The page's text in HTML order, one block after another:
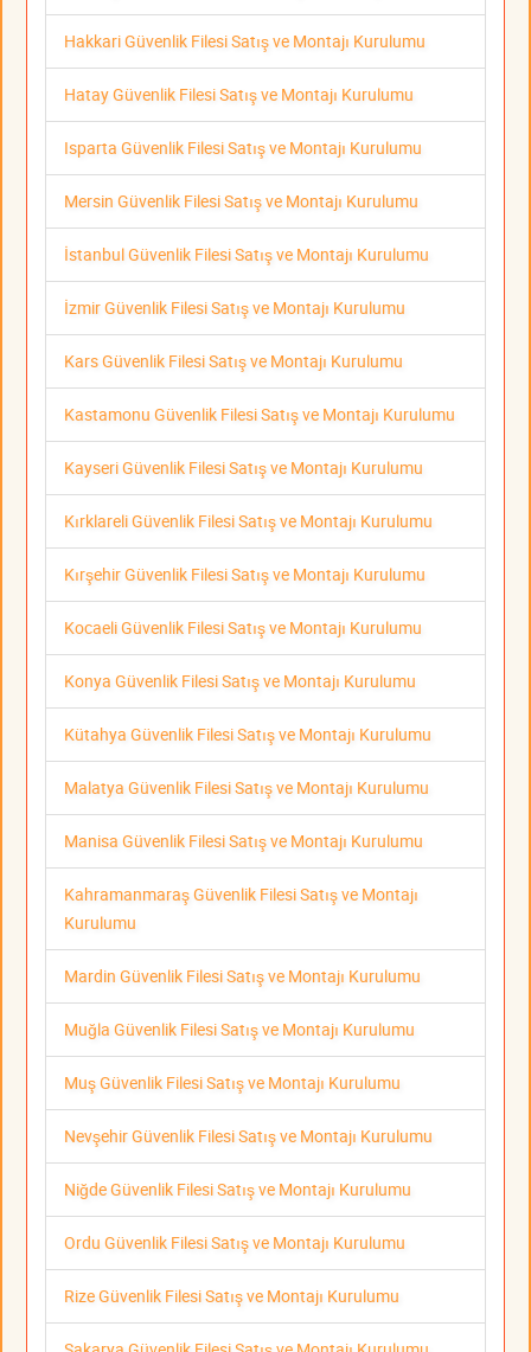
Hakkari Güvenlik Filesi Satış ve Montajı Kurulumu
Hatay Güvenlik Filesi Satış ve Montajı Kurulumu
Isparta Güvenlik Filesi Satış ve Montajı Kurulumu
Mersin Güvenlik Filesi Satış ve Montajı Kurulumu
İstanbul Güvenlik Filesi Satış ve Montajı Kurulumu
İzmir Güvenlik Filesi Satış ve Montajı Kurulumu
Kars Güvenlik Filesi Satış ve Montajı Kurulumu
Kastamonu Güvenlik Filesi Satış ve Montajı Kurulumu
Kayseri Güvenlik Filesi Satış ve Montajı Kurulumu
Kırklareli Güvenlik Filesi Satış ve Montajı Kurulumu
Kırşehir Güvenlik Filesi Satış ve Montajı Kurulumu
Kocaeli Güvenlik Filesi Satış ve Montajı Kurulumu
Konya Güvenlik Filesi Satış ve Montajı Kurulumu
Kütahya Güvenlik Filesi Satış ve Montajı Kurulumu
Malatya Güvenlik Filesi Satış ve Montajı Kurulumu
Manisa Güvenlik Filesi Satış ve Montajı Kurulumu
Kahramanmaraş Güvenlik Filesi Satış ve Montajı
Kurulumu
Mardin Güvenlik Filesi Satış ve Montajı Kurulumu
Muğla Güvenlik Filesi Satış ve Montajı Kurulumu
Muş Güvenlik Filesi Satış ve Montajı Kurulumu
Nevşehir Güvenlik Filesi Satış ve Montajı Kurulumu
Niğde Güvenlik Filesi Satış ve Montajı Kurulumu
Ordu Güvenlik Filesi Satış ve Montajı Kurulumu
Rize Güvenlik Filesi Satış ve Montajı Kurulumu